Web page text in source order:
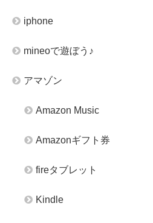
iphone
mineoで遊ぼう♪
アマゾン
Amazon Music
Amazonギフト券
fireタブレット
Kindle